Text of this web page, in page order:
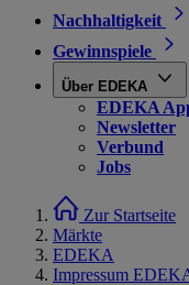
Nachhaltigkeit
Gewinnspiele
Über EDEKA
EDEKA
Newsletter
Verbund
Jobs
Zur Startseite
Märkte
EDEKA
Impressum